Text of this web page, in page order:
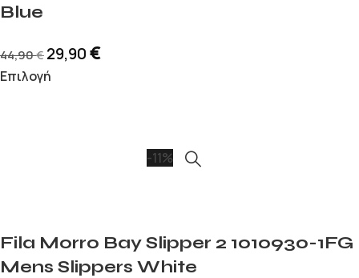
Blue
44,90€ 29,90€
Επιλογή
-11%
Fila Morro Bay Slipper 2 1010930-1FG
Mens Slippers White